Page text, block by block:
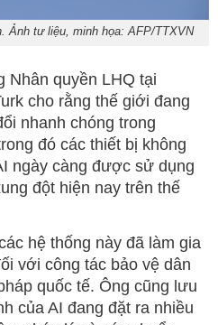
Ảnh tư liệu, minh họa: AFP/TTXVN
Nhân quyền LHQ tại
cho rằng thế giới đang
nhanh chóng trong
đó các thiết bị không
ngày càng được sử dụng
đột hiện nay trên thế
hệ thống này đã làm gia
với công tác bảo vệ dân
quốc tế. Ông cũng lưu
của AI đang đặt ra nhiều